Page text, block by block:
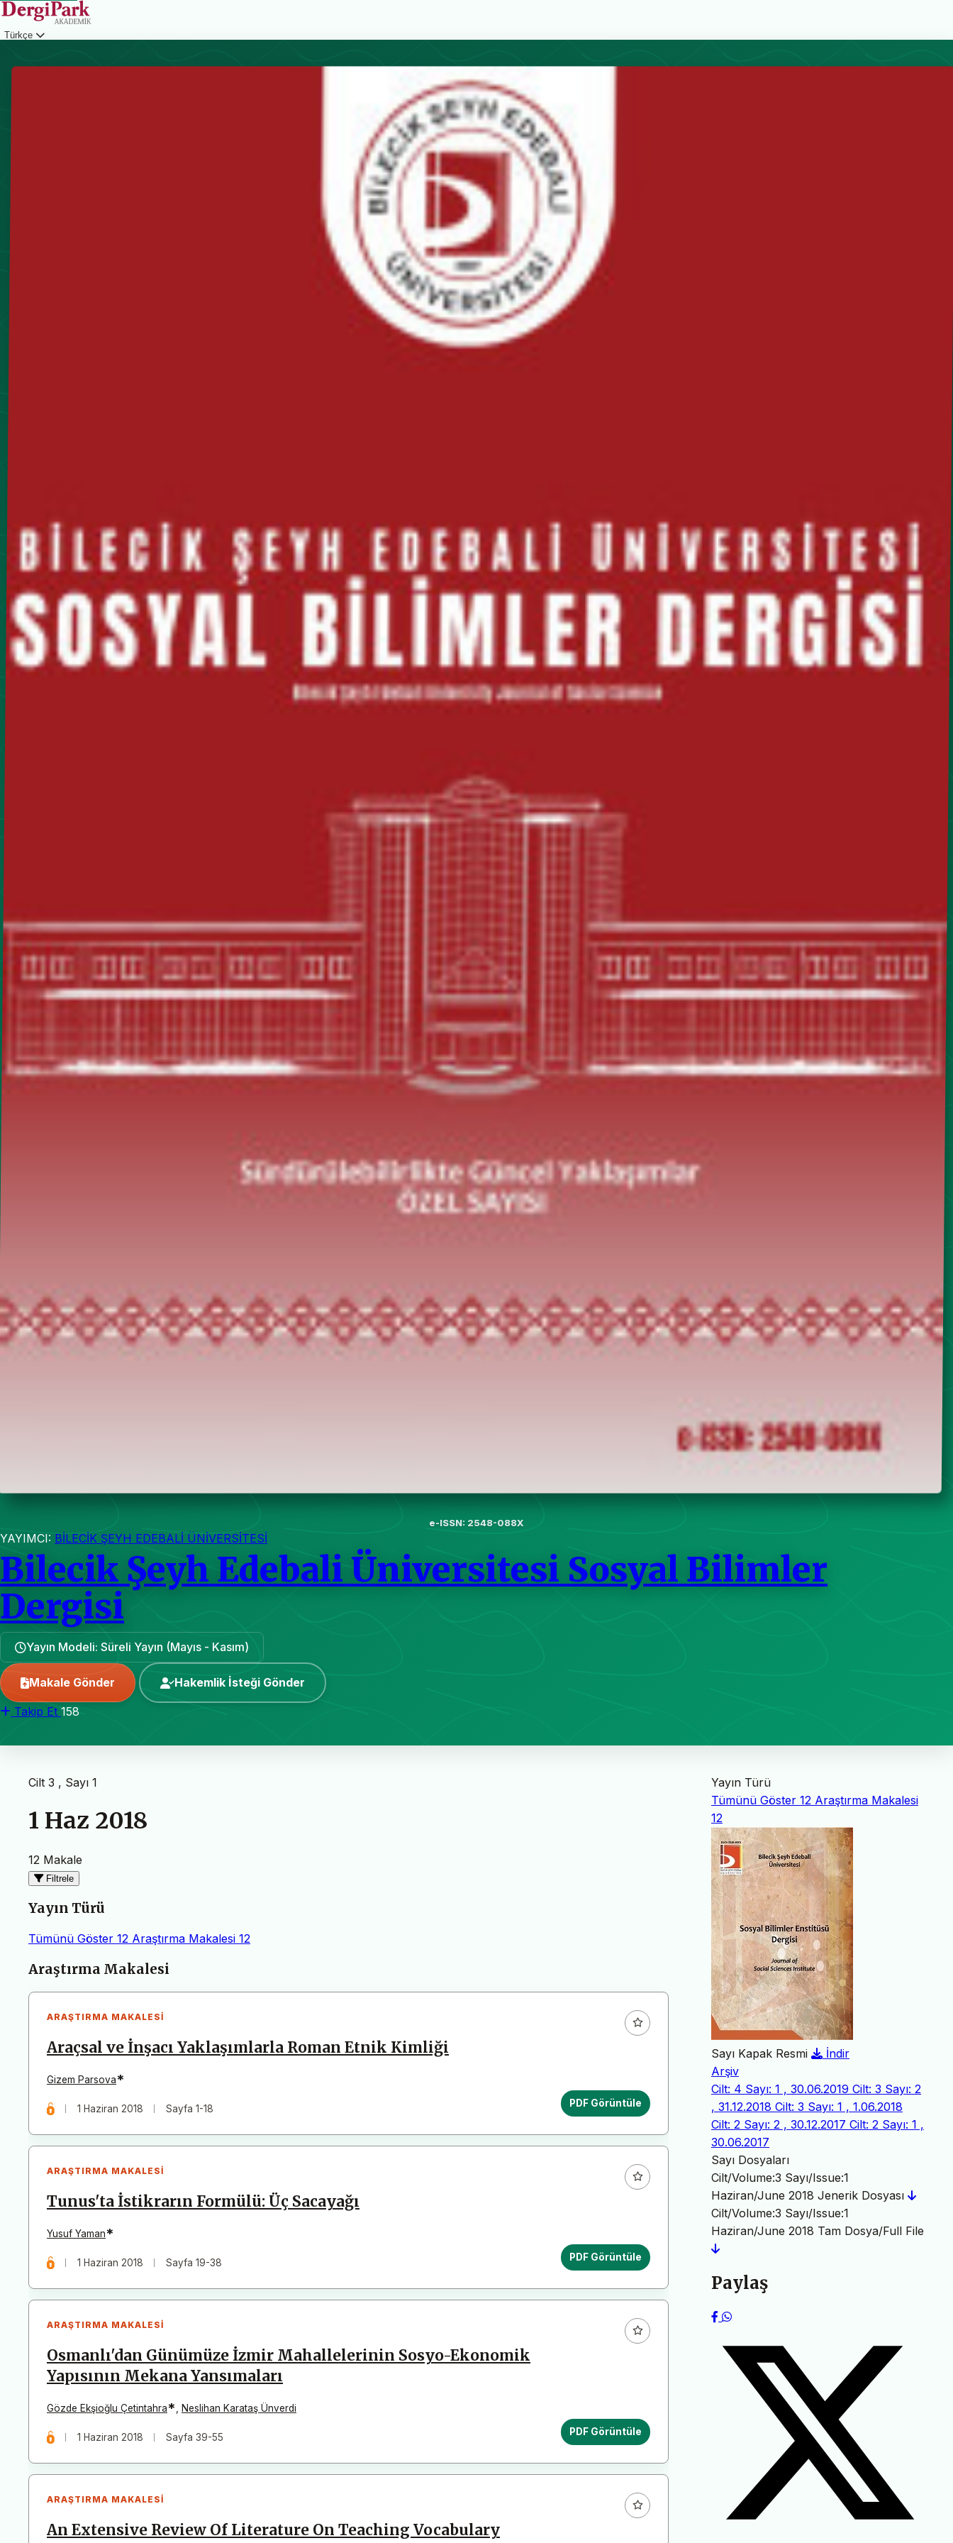
Türkçe
e-ISSN: 2548-088X
YAYIMCI: BİLECİK ŞEYH EDEBALİ ÜNİVERSİTESİ
Bilecik Şeyh Edebali Üniversitesi Sosyal Bilimler
Dergisi
Yayın Modeli: Süreli Yayın (Mayıs - Kasım)
Makale Gönder Hakemlik İsteği Gönder
Takip Et 158
Cilt 3 , Sayı 1
1 Haz 2018
12 Makale
Filtrele
Yayın Türü
Tümünü Göster 12 Araştırma Makalesi 12
Makaleler
Araştırma Makalesi
ARAŞTIRMA MAKALESI
Araçsal ve İnşacı Yaklaşımlarla Roman Etnik Kimliği
Gizem Parsova*
1 Haziran 2018 Sayfa 1-18 PDF Görüntüle
ARAŞTIRMA MAKALESI
Tunus'ta İstikrarın Formülü: Üç Sacayağı
Yusuf Yaman*
1 Haziran 2018 Sayfa 19-38 PDF Görüntüle
ARAŞTIRMA MAKALESI
Osmanlı'dan Günümüze İzmir Mahallelerinin Sosyo-Ekonomik
Yapısının Mekana Yansımaları
Gözde Ekşioğlu Çetintahra* Neslihan Karataş Ünverdi
1 Haziran 2018 Sayfa 39-55 PDF Görüntüle
ARAŞTIRMA MAKALESI
An Extensive Review Of Literature On Teaching Vocabulary
Yayın Türü
Tümünü Göster 12 Araştırma Makalesi
12
Sayı Kapak Resmi
İndir
Arşiv
Cilt: 4 Sayı: 1 , 30.06.2019 Cilt: 3 Sayı: 2
, 31.12.2018 Cilt: 3 Sayı: 1 , 1.06.2018
Cilt: 2 Sayı: 2 , 30.12.2017 Cilt: 2 Sayı: 1 ,
30.06.2017
Sayı Dosyaları
Cilt/Volume:3 Sayı/Issue:1
Haziran/June 2018 Jenerik Dosyası
Cilt/Volume:3 Sayı/Issue:1
Haziran/June 2018 Tam Dosya/Full File
Paylaş